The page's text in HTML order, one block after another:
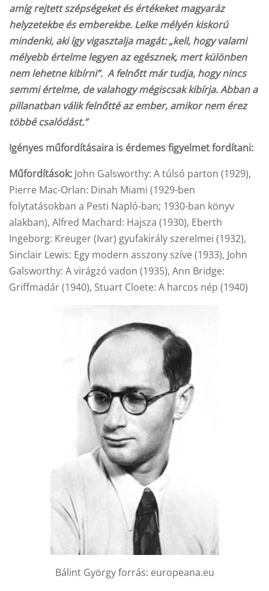
amíg rejtett szépségeket és értékeket magyaráz
helyzetekbe és emberekbe. Lelke mélyén kiskorú
mindenki, aki így vigasztalja magát: „kell, hogy valami
mélyebb értelme legyen az egésznek, mert különben
nem lehetne kibírni”. A felnőtt már tudja, hogy nincs
semmi értelme, de valahogy mégiscsak kibírja. Abban a
pillanatban válik felnőtté az ember, amikor nem érez
többé csalódást.”
Igényes műfordításaira is érdemes figyelmet fordítani:
Műfordítások: John Galsworthy: A túlsó parton (1929),
Pierre Mac-Orlan: Dinah Miami (1929-ben
folytatásokban a Pesti Napló-ban; 1930-ban könyv
alakban), Alfred Machard: Hajsza (1930), Eberth
Ingeborg: Kreuger (Ivar) gyufakirály szerelmei (1932),
Sinclair Lewis: Egy modern asszony szíve (1933), John
Galsworthy: A virágzó vadon (1935), Ann Bridge:
Griffmadár (1940), Stuart Cloete: A harcos nép (1940)
Bálint György forrás: europeana.eu